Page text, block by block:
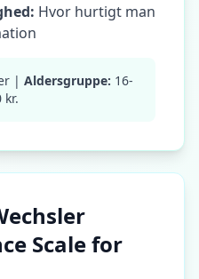
Hvor hurtigt man
| Aldersgruppe: 16-
kr.
Scale for